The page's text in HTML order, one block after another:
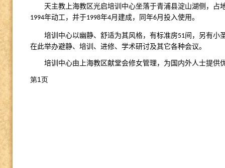
天主教上海教区光启培训中心坐落于青浦县淀山湖侧，占
1994年动工，并于1998年4月建成，同年6月投入使用。
培训中心以幽静、舒适为其风格，有标准房51间，另有小
在此举办避静、培训、进修、学术研讨及其它各种会议。
培训中心由上海教区献堂会修女管理，为国内外人士提供
第1页